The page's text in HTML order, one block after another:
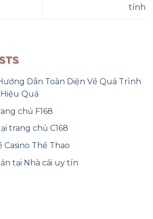
tính
Dẫn Toàn Diện Về Quá Trình
Quả
chủ F168
trang chủ C168
Thể Thao
tại Nhà cái uy tín